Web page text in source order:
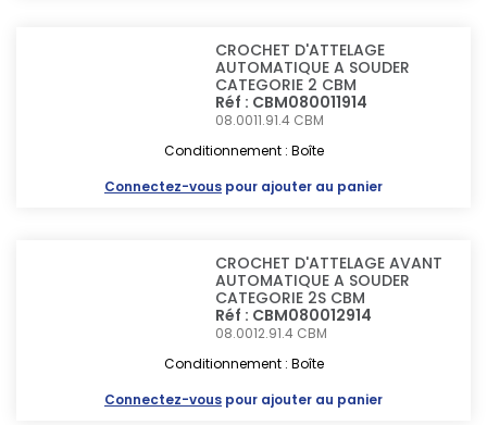
CROCHET D'ATTELAGE
AUTOMATIQUE A SOUDER
CATEGORIE 2 CBM
Réf : CBM080011914
08.0011.91.4 CBM
Conditionnement : Boîte
Connectez-vous pour ajouter au panier
CROCHET D'ATTELAGE AVANT
AUTOMATIQUE A SOUDER
CATEGORIE 2S CBM
Réf : CBM080012914
08.0012.91.4 CBM
Conditionnement : Boîte
Connectez-vous pour ajouter au panier